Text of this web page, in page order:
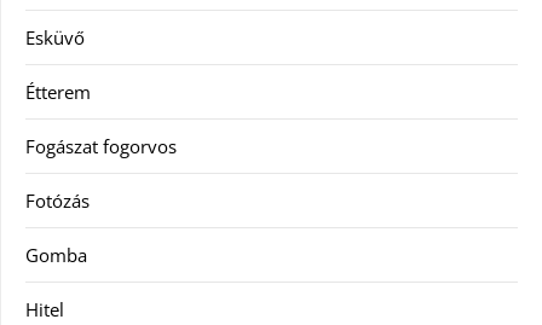
Esküvő
Étterem
Fogászat fogorvos
Fotózás
Gomba
Hitel